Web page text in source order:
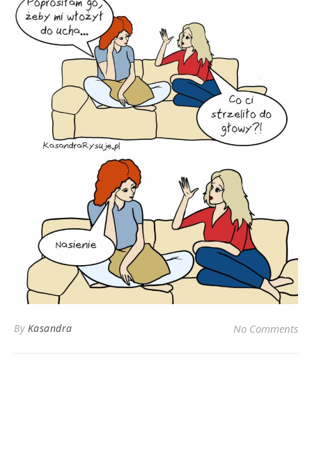
By Kasandra No Comments